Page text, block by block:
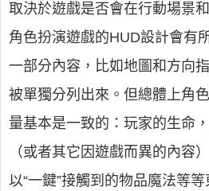
取決於遊戲是否會在行動場景
角色扮演遊戲的HUD設計會有
一部分內容，比如地圖和方向
被單獨分列出來。但總體上角
量基本是一致的：玩家的生命
（或者其它因遊戲而異的內容
以“一鍵”接觸到的物品魔法等